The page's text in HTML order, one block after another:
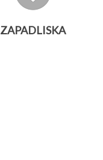
ZAPADLISKA